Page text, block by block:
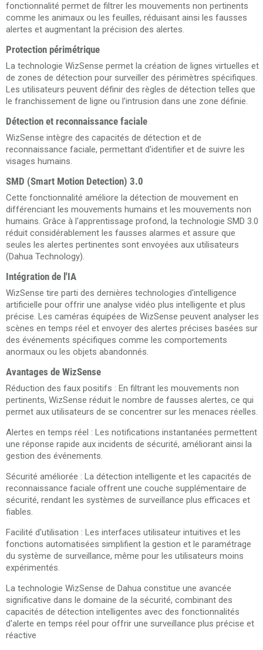
fonctionnalité permet de filtrer les mouvements non pertinents
comme les animaux ou les feuilles, réduisant ainsi les fausses
alertes et augmentant la précision des alertes​.
Protection périmétrique
La technologie WizSense permet la création de lignes virtuelles et
de zones de détection pour surveiller des périmètres spécifiques.
Les utilisateurs peuvent définir des règles de détection telles que
le franchissement de ligne ou l'intrusion dans une zone définie.
Détection et reconnaissance faciale
WizSense intègre des capacités de détection et de
reconnaissance faciale, permettant d'identifier et de suivre les
visages humains.
SMD (Smart Motion Detection) 3.0
Cette fonctionnalité améliore la détection de mouvement en
différenciant les mouvements humains et les mouvements non
humains. Grâce à l'apprentissage profond, la technologie SMD 3.0
réduit considérablement les fausses alarmes et assure que
seules les alertes pertinentes sont envoyées aux utilisateurs​
(Dahua Technology)​.
Intégration de l'IA
WizSense tire parti des dernières technologies d'intelligence
artificielle pour offrir une analyse vidéo plus intelligente et plus
précise. Les caméras équipées de WizSense peuvent analyser les
scènes en temps réel et envoyer des alertes précises basées sur
des événements spécifiques comme les comportements
anormaux ou les objets abandonnés​.
Avantages de WizSense
Réduction des faux positifs : En filtrant les mouvements non
pertinents, WizSense réduit le nombre de fausses alertes, ce qui
permet aux utilisateurs de se concentrer sur les menaces réelles.
Alertes en temps réel : Les notifications instantanées permettent
une réponse rapide aux incidents de sécurité, améliorant ainsi la
gestion des événements.
Sécurité améliorée : La détection intelligente et les capacités de
reconnaissance faciale offrent une couche supplémentaire de
sécurité, rendant les systèmes de surveillance plus efficaces et
fiables.
Facilité d'utilisation : Les interfaces utilisateur intuitives et les
fonctions automatisées simplifient la gestion et le paramétrage
du système de surveillance, même pour les utilisateurs moins
expérimentés.
La technologie WizSense de Dahua constitue une avancée
significative dans le domaine de la sécurité, combinant des
capacités de détection intelligentes avec des fonctionnalités
d'alerte en temps réel pour offrir une surveillance plus précise et
réactive